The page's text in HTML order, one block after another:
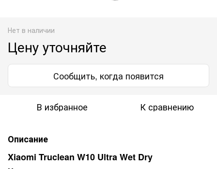
Нет в наличии
Цену уточняйте
Сообщить, когда появится
В избранное К сравнению
Описание
Xiaomi Truclean W10 UltraWet Dry